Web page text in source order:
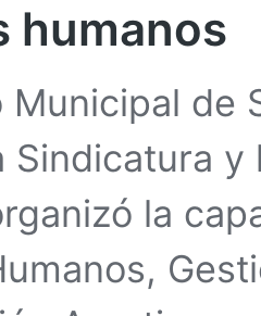
humanos
Municipal de
Sindicatura
la